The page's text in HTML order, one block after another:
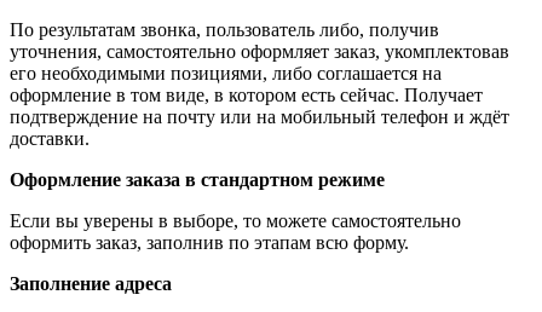
По результатам звонка, пользователь либо, получив
уточнения, самостоятельно оформляет заказ, укомплектовав
его необходимыми позициями, либо соглашается на
оформление в том виде, в котором есть сейчас. Получает
подтверждение на почту или на мобильный телефон и ждёт
доставки.
Оформление заказа в стандартном режиме
Если вы уверены в выборе, то можете самостоятельно
оформить заказ, заполнив по этапам всю форму.
Заполнение адреса